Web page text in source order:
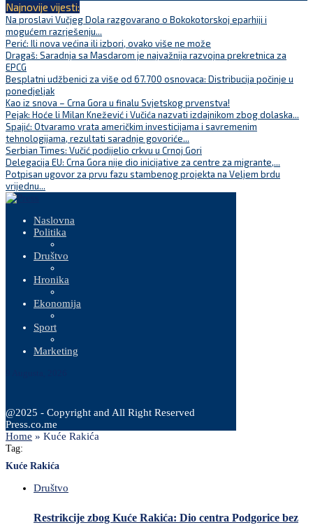
Najnovije vijesti:
Na proslavi Vučjeg Dola razgovarano o Bokokotorskoj eparhiji i
mogućem razrješenju...
Perić: Ili nova većina ili izbori, ovako više ne može
Dragaš: Saradnja sa Masdarom je najvažnija razvojna prekretnica za
EPCG
Besplatni udžbenici za više od 67.700 osnovaca: Distribucija počinje u
ponedjeljak
Kao iz snova – Crna Gora u finalu Svjetskog prvenstva!
Pejak: Hoće li Milan Knežević i Vučića nazvati izdajnikom zbog dolaska...
Spajić: Otvaramo vrata američkim investicijama i savremenim
tehnologijama, rezultati saradnje govoriće...
Serbian Times: Vučić podijelio crkvu u Crnoj Gori
Delegacija EU: Crna Gora nije dio inicijative za centre za migrante,...
Potpisan ugovor za prvu fazu stambenog projekta na Veljem brdu
vrijednu...
Naslovna
Politika
Društvo
Hronika
Ekonomija
Sport
Marketing
@2025 - Copyright and All Right Reserved
Press.co.me
Home » Kuće Rakića
Tag:
Kuće Rakića
Društvo
Restrikcije zbog Kuće Rakića: Dio centra Podgorice bez